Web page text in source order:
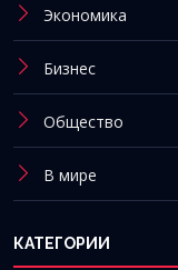
Экономика
Бизнес
Общество
В мире
КАТЕГОРИИ